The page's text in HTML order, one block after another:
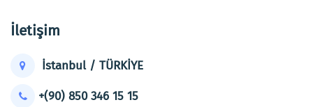
İletişim
İstanbul / TÜRKİYE
+(90) 850 346 15 15